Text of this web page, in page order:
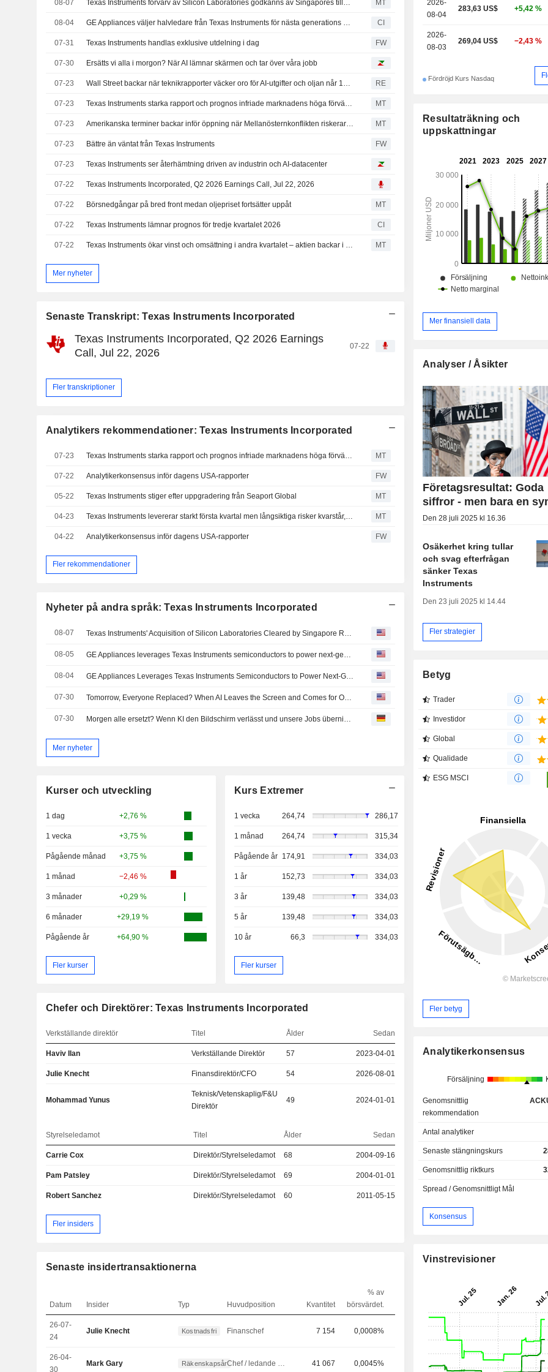
08-07 Texas Instruments förvärv av Silicon Laboratories godkänns av Singapores tillsynsmyndighet MT
08-04 GE Appliances väljer halvledare från Texas Instruments för nästa generations uppkopplade vitvaror tillverkade i USA CI
07-31 Texas Instruments handlas exklusive utdelning i dag FW
07-30 Ersätts vi alla i morgon? När AI lämnar skärmen och tar över våra jobb
07-23 Wall Street backar när teknikrapporter väcker oro för AI-utgifter och oljan når 100 dollar RE
07-23 Texas Instruments starka rapport och prognos infriade marknadens höga förväntningar, enligt Morgan Stanley MT
07-23 Amerikanska terminer backar inför öppning när Mellanösternkonflikten riskerar att spridas till Röda havet MT
07-23 Bättre än väntat från Texas Instruments FW
07-23 Texas Instruments ser återhämtning driven av industrin och AI-datacenter
07-22 Texas Instruments Incorporated, Q2 2026 Earnings Call, Jul 22, 2026
07-22 Börsnedgångar på bred front medan oljepriset fortsätter uppåt MT
07-22 Texas Instruments lämnar prognos för tredje kvartalet 2026 CI
07-22 Texas Instruments ökar vinst och omsättning i andra kvartalet – aktien backar i efterhandeln trots stark prognos MT
Mer nyheter
Senaste Transkript: Texas Instruments Incorporated
Texas Instruments Incorporated, Q2 2026 Earnings
Call, Jul 22, 2026
07-22
Fler transkriptioner
Analytikers rekommendationer: Texas Instruments Incorporated
07-23 MT
07-22 Analytikerkonsensus inför dagens USA-rapporter FW
05-22 Texas Instruments stiger efter uppgradering från Seaport Global MT
04-23 MT
04-22 Analytikerkonsensus inför dagens USA-rapporter FW
Fler rekommendationer
Nyheter på andra språk: Texas Instruments Incorporated
08-07 Texas Instruments' Acquisition of Silicon Laboratories Cleared by Singapore Regulator
08-05 GE Appliances leverages Texas Instruments semiconductors to power next-generation connected appliances manufactured in the U.S.
08-04 GE Appliances Leverages Texas Instruments Semiconductors to Power Next-Generation Connected Appliances Manufactured in the U.S
07-30 Tomorrow, Everyone Replaced? When AI Leaves the Screen and Comes for Our Jobs
07-30 Morgen alle ersetzt? Wenn KI den Bildschirm verlässt und unsere Jobs übernimmt
Mer nyheter
Kurser och utveckling
1 dag +2,76 %
1 vecka +3,75 %
Pågående månad +3,75 %
1 månad −2,46 %
3 månader +0,29 %
6 månader +29,19 %
Pågående år +64,90 %
Fler kurser
Kurs Extremer
1 vecka 264,74 286,17
1 månad 264,74 315,34
Pågående år 174,91 334,03
1 år 152,73 334,03
3 år 139,48 334,03
5 år 139,48 334,03
10 år 66,3 334,03
Fler kurser
Chefer och Direktörer: Texas Instruments Incorporated
Verkställande direktör Titel Ålder Sedan
Haviv Ilan Verkställande Direktör 57 2023-04-01
Julie Knecht Finansdirektör/CFO 54 2026-08-01
Mohammad Yunus
Teknisk/Vetenskaplig/F&U
Direktör
49 2024-01-01
Styrelseledamot Titel Ålder Sedan
Carrie Cox Direktör/Styrelseledamot 68 2004-09-16
Pam Patsley Direktör/Styrelseledamot 69 2004-01-01
Robert Sanchez Direktör/Styrelseledamot 60 2011-05-15
Fler insiders
Senaste insidertransaktionerna
Datum Insider Typ Huvudposition Kvantitet
% av
börsvärdet.
26-07-
24
Julie Knecht Kostnadsfri Finanschef 7 154 0,0008%
26-04-
30
Mark Gary Räkenskapsår 41 067 0,0045%
2026-
08-04
283,63 US$ +5,42 %
2026-
08-03
269,04 US$ −2,43 %
Fördröjd Kurs Nasdaq
Resultaträkning och
uppskattningar
Mer finansiell data
Analyser / Åsikter
Företagsresultat: Goda
siffror - men bara en
Den 28 juli 2025 kl 16.36
Osäkerhet kring tullar
och svag efterfrågan
sänker Texas
Instruments
Den 23 juli 2025 kl 14.44
Fler strategier
Betyg
Trader
Investidor
Global
Qualidade
ESG MSCI
Fler betyg
Analytikerkonsensus
Försäljning
Genomsnittlig
rekommendation
Antal analytiker
Senaste stängningskurs
Genomsnittlig riktkurs
Spread / Genomsnittligt Mål
Konsensus
Vinstrevisioner